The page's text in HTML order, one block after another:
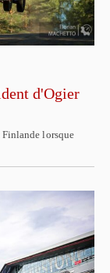
d'Ogier
Finlande lorsque